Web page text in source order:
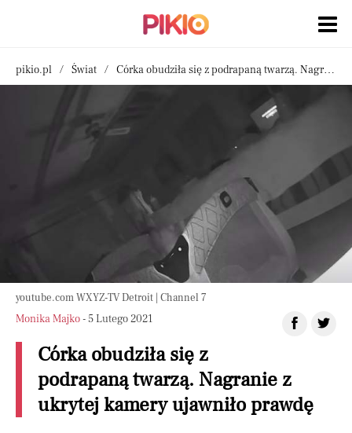
pikio.pl Świat Córka obudziła się z podrapaną twarzą. Nagranie z ukrytej kamery ujawniło prawdę
youtube.com WXYZ-TV Detroit | Channel 7
Monika Majko- 5 Lutego 2021
Córka obudziła się z
podrapaną twarzą. Nagranie z
ukrytej kamery ujawniło prawdę